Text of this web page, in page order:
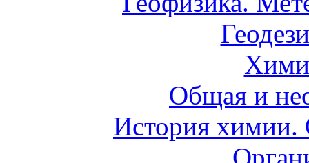
Общая и
История